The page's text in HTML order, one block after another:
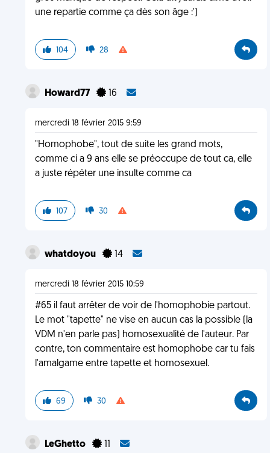
une repartie comme ça dès son âge :')
104 28
Howard77 16
mercredi 18 février 2015 9:59
"Homophobe", tout de suite les grand mots,
comme ci a 9 ans elle se préoccupe de tout ca, elle
a juste répéter une insulte comme ca
107 30
whatdoyou 14
mercredi 18 février 2015 10:59
#65 il faut arrêter de voir de l'homophobie partout.
Le mot "tapette" ne vise en aucun cas la possible (la
VDM n'en parle pas) homosexualité de l'auteur. Par
contre, ton commentaire est homophobe car tu fais
l'amalgame entre tapette et homosexuel.
69 30
LeGhetto 11